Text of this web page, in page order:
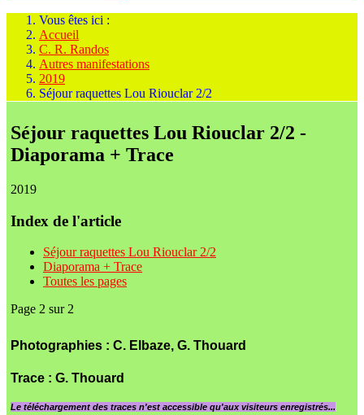
Vous êtes ici :
Accueil
C. R. Randos
Autres manifestations
2019
Séjour raquettes Lou Riouclar 2/2
Séjour raquettes Lou Riouclar 2/2 -
Diaporama + Trace
2019
Index de l'article
Séjour raquettes Lou Riouclar 2/2
Diaporama + Trace
Toutes les pages
Page 2 sur 2
Photographies : C. Elbaze, G. Thouard
Trace : G. Thouard
Le téléchargement des traces n'est accessible qu'aux visiteurs enregistrés...